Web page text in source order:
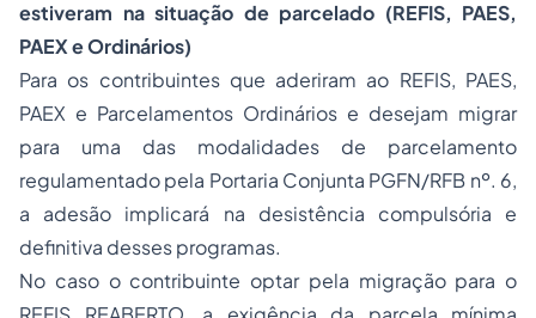
estiveram na situação de parcelado (REFIS, PAES,
PAEX e Ordinários)
Para os contribuintes que aderiram ao REFIS, PAES,
PAEX e Parcelamentos Ordinários e desejam migrar
para uma das modalidades de parcelamento
regulamentado pela Portaria Conjunta PGFN/RFB nº. 6,
a adesão implicará na desistência compulsória e
definitiva desses programas.
No caso o contribuinte optar pela migração para o